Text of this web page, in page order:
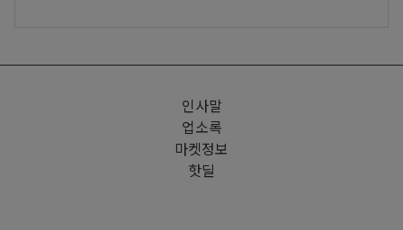
인사말
업소록
마켓정보
핫딜